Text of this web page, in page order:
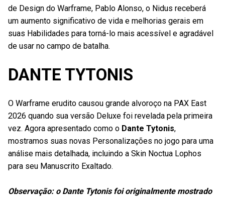
de Design do Warframe, Pablo Alonso, o Nidus receberá
um aumento significativo de vida e melhorias gerais em
suas Habilidades para torná-lo mais acessível e agradável
de usar no campo de batalha.
DANTE TYTONIS
O Warframe erudito causou grande alvoroço na PAX East
2026 quando sua versão Deluxe foi revelada pela primeira
vez. Agora apresentado como o Dante Tytonis,
mostramos suas novas Personalizações no jogo para uma
análise mais detalhada, incluindo a Skin Noctua Lophos
para seu Manuscrito Exaltado.
Observação: o Dante Tytonis foi originalmente mostrado